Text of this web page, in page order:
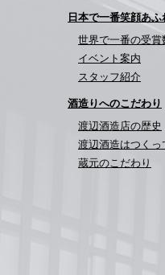
日本で一番笑顔あふ
世界で一番の受
イベント案内
スタッフ紹介
酒造りへのこだわり
渡辺酒造店の歴史
渡辺酒造はつく
蔵元のこだわり